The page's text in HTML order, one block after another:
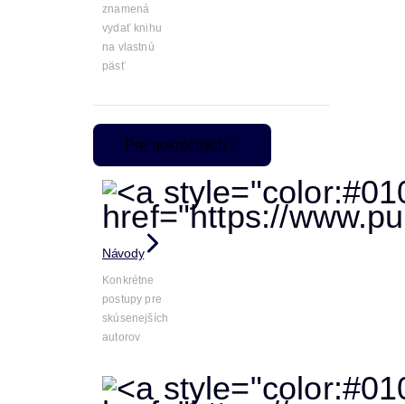
znamená
vydať knihu
na vlastnú
päsť
Pre pokročilých
Návody
Konkrétne
postupy pre
skúsenejších
autorov